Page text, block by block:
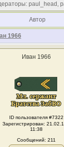
paul_head,
Автор
1966
Иван 1966
ID пользователя #7322
Зарегистрирован:
11:38
Сообщений: 211